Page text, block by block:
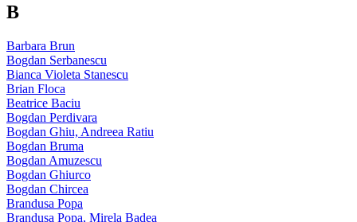
B
Barbara Brun
Bogdan Serbanescu
Bianca Violeta Stanescu
Brian Floca
Beatrice Baciu
Bogdan Perdivara
Bogdan Ghiu, Andreea Ratiu
Bogdan Bruma
Bogdan Amuzescu
Bogdan Ghiurco
Bogdan Chircea
Brandusa Popa
Brandusa Popa, Mirela Badea